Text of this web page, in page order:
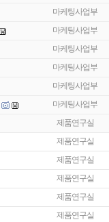
마케팅사업부
마케팅사업부
마케팅사업부
마케팅사업부
마케팅사업부
마케팅사업부
제품연구실
제품연구실
제품연구실
제품연구실
제품연구실
제품연구실